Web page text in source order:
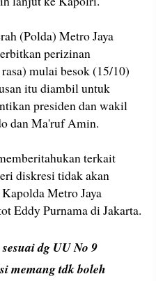
(Polda) Metro Jaya
perizinan
mulai besok (15/10)
itu diambil untuk
presiden dan wakil
dan Ma'ruf Amin.
terkait
diskresi tidak akan
Metro Jaya
Eddy Purnama di Jakarta.
dg UU No 9
memang tdk boleh